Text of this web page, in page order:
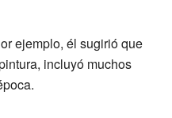
ejemplo, él sugirió que
incluyó muchos